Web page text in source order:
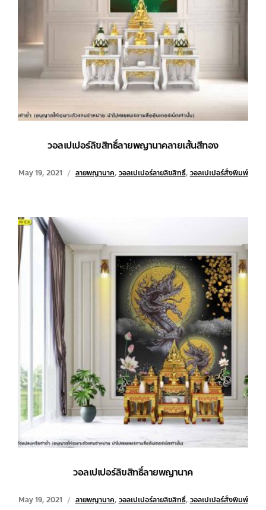
วอลเปเปอร์ลิขสิทธิ์ลายพญานาคลายเส้นสีทอง
May 19, 2021 ลายพญานาค, วอลเปเปอร์ลายลิขสิทธิ์, วอลเปเปอร์สั่งพิมพ์
วอลเปเปอร์ลิขสิทธิ์ลายพญานาค
May 19, 2021 ลายพญานาค, วอลเปเปอร์ลายลิขสิทธิ์, วอลเปเปอร์สั่งพิมพ์